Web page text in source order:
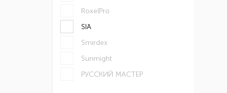
RoxelPro
SIA
Smirdex
Sunmight
РУССКИЙ МАСТЕР